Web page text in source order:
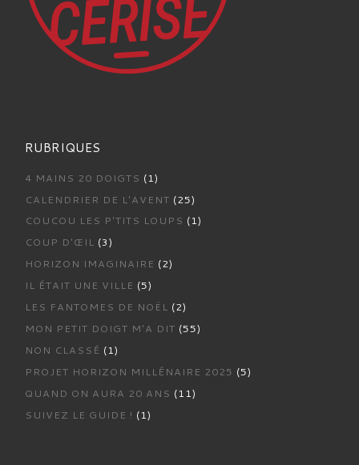
RUBRIQUES
4 MAINS 20 DOIGTS (1)
CALENDRIER DE L'AVENT (25)
COUCOU LES P'TITS LOUPS (1)
COUP D'ŒIL (3)
HORIZON IMAGINAIRE (2)
IL ÉTAIT UNE VILLE (5)
LES FANTOMES DE NOËL (2)
MON PETIT DOIGT M'A DIT (55)
NON CLASSÉ (1)
PROJET HORIZON MILLÉNAIRE 2025 (5)
QUAND ON AURA 20 ANS (11)
SUIVEZ LE GUIDE ! (1)